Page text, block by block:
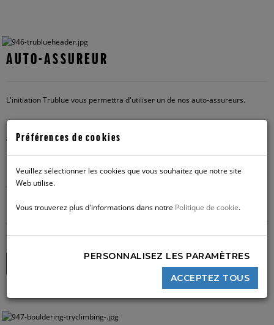
AUTO-ASSUREUR
L'initiation Trublue vous permettra d'utiliser un de nos auto-assureurs.
Qu'est-ce qu'un auto-assureur? C'est un système qui vous permet de
grimper en hauteur de façon sécuritaire sans avoir suivi le cours d'escalade
Les initiations sont disponibles tous les jours entre 10h et 17h. SVP appelez
au 514- 989-9656 pour plus d'informations.
Veuillez noter que les jeunes de moins de 16 ans doivent être accompagnés d'un
adulte en tout temps pour utiliser les auto-assureurs. Seuls les jeunes de 16 ans
et plus peuvent utiliser les auto-assureurs sans surveillance.
Préférences de cookies
Veuillez sélectionner les cookies que vous souhaitez que notre site
Web utilise.
Vous trouverez plus d'informations dans notre Politique de cookie.
PERSONNALISEZ LES PARAMÈTRES
ACCEPTEZ TOUS